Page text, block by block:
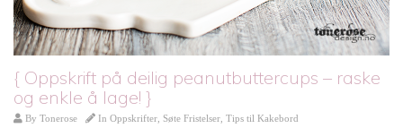
{ Oppskrift på deilig peanutbuttercups – raske
og enkle å lage! }
By Tonerose In Oppskrifter, Søte Fristelser, Tips til Kakebord